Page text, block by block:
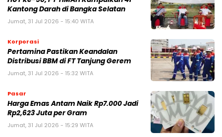
Kantong Darah di Bangka Selatan
Jumat, 31 Jul 2026 - 15:40 WITA
Korporasi
Pertamina Pastikan Keandalan
Distribusi BBM di FT Tanjung Gerem
Jumat, 31 Jul 2026 - 15:32 WITA
Pasar
Harga Emas Antam Naik Rp7.000 Jadi
Rp2,623 Juta per Gram
Jumat, 31 Jul 2026 - 15:29 WITA